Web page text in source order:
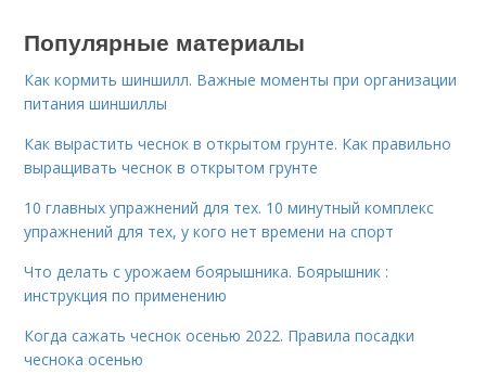
Популярные материалы
Как кормить шиншилл. Важные моменты при организации
питания шиншиллы
Как вырастить чеснок в открытом грунте. Как правильно
выращивать чеснок в открытом грунте
10 главных упражнений для тех. 10 минутный комплекс
упражнений для тех, у кого нет времени на спорт
Что делать с урожаем боярышника. Боярышник :
инструкция по применению
Когда сажать чеснок осенью 2022. Правила посадки
чеснока осенью